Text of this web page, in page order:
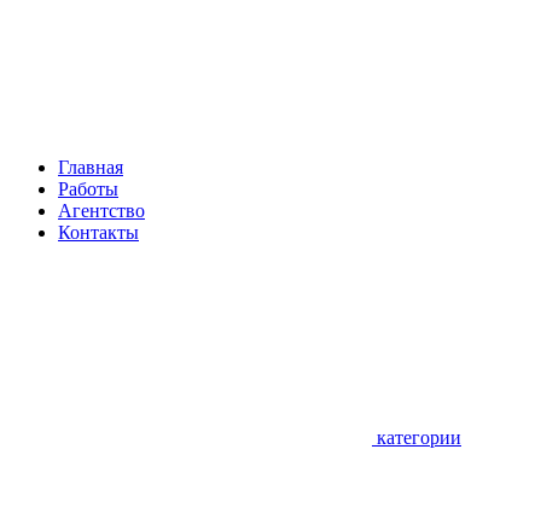
Главная
Работы
Агентство
Контакты
категории